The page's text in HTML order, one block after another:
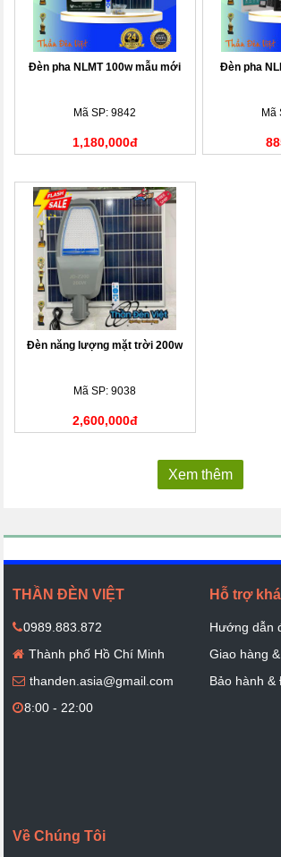
Đèn pha NLMT 100w mẫu mới
Mã SP: 9842
1,180,000đ
Đèn pha
Mã
Đèn năng lượng mặt trời 200w
Mã SP: 9038
2,600,000đ
Xem thêm
THẦN ĐÈN VIỆT
0989.883.872
Thành phố Hồ Chí Minh
thanden.asia@gmail.com
8:00 - 22:00
Hỗ trợ
Hướng dẫn
Giao hàng
Bảo hành &
Về Chúng Tôi